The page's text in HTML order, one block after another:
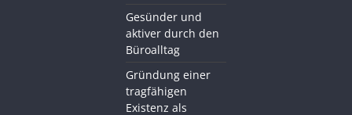
Gesünder und
aktiver durch den
Büroalltag
Gründung einer
tragfähigen
Existenz als